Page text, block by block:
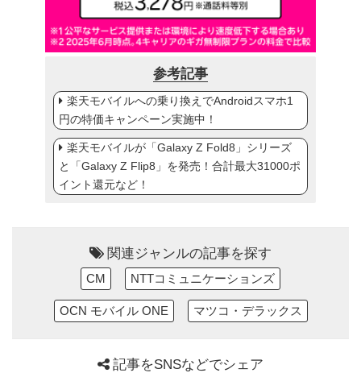
参考記事
楽天モバイルへの乗り換えでAndroidスマホ1
円の特価キャンペーン実施中！
楽天モバイルが「Galaxy Z Fold8」シリーズ
と「Galaxy Z Flip8」を発売！合計最大31000ポ
イント還元など！
関連ジャンルの記事を探す
CM NTTコミュニケーションズ
OCN モバイル ONE マツコ・デラックス
記事をSNSなどでシェア